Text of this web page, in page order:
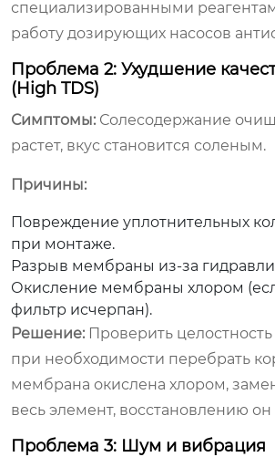
специализированными
работу дозирующих насосов
Проблема 2: Ухудшение
(High TDS)
Симптомы: Солесодержание
растет, вкус становится соленым.
Причины:
Повреждение уплотнительных
при монтаже.
Разрыв мембраны из-за
Окисление мембраны хлором
фильтр исчерпан).
Решение: Проверить
при необходимости перебрать
мембрана окислена хлором,
весь элемент, восстановлению
Проблема 3: Шум и вибрация